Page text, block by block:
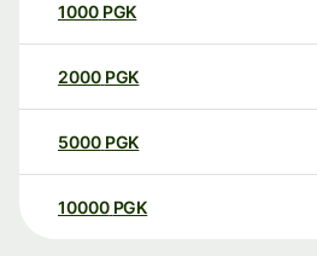
1000 PGK
2000 PGK
5000 PGK
10000 PGK